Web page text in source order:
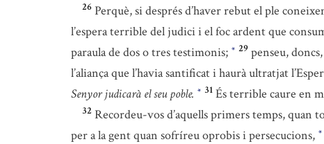
26 Perquè, si després d’haver rebut el ple
l’espera terrible del judici i el foc ardent que
paraula de dos o tres testimonis; * 29 penseu,
l’aliança que l’havia santificat i haurà ultratjat
Senyor judicarà el seu poble. * 31 És terrible caure en
32 Recordeu-vos d’aquells primers temps,
per a la gent quan sofríreu oprobis i persecucions, *